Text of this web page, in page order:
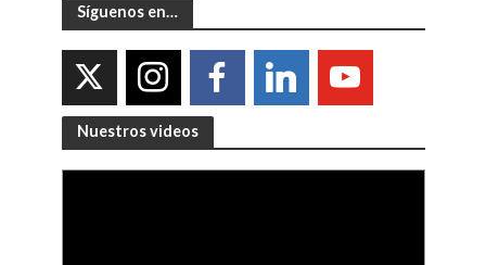
Síguenos en…
Nuestros videos